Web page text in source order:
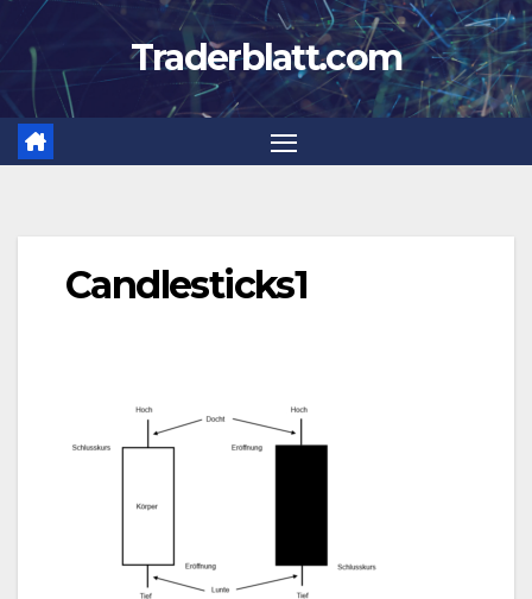
Zum
Inhalt
springen
Traderblatt.com
Candlesticks1